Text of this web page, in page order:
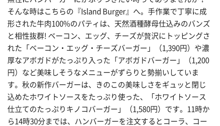
そんな時はこちらの『Island Burger』へ。手作業で丁寧に成
形された牛肉100%のパティは、天然酒種酵母仕込みのバンズ
と相性抜群! ベーコン、エッグ、チーズが贅沢にトッピングさ
れた「ベーコン・エッグ・チーズバーガー」（1,390円）や濃
厚なアボガドがたっぷり入った「アボガドバーガー」（1,200
円）など美味しそうなメニューがずらりと勢揃いしていま
す。秋の新作バーガーは、きのこの美味しさをギュッと閉じ
込めたホワイトソースをたっぷり使った、「ホワイトソース
仕立てのたっぷりキノコバーガー」（1,580円）です。11時か
ら14時30分までは、ハンバーガーを注文するとコーラ、コー